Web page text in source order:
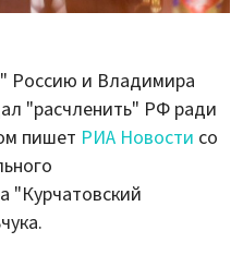
Россию и Владимира
"расчленить" РФ ради
пишет РИА Новости со
"Курчатовский